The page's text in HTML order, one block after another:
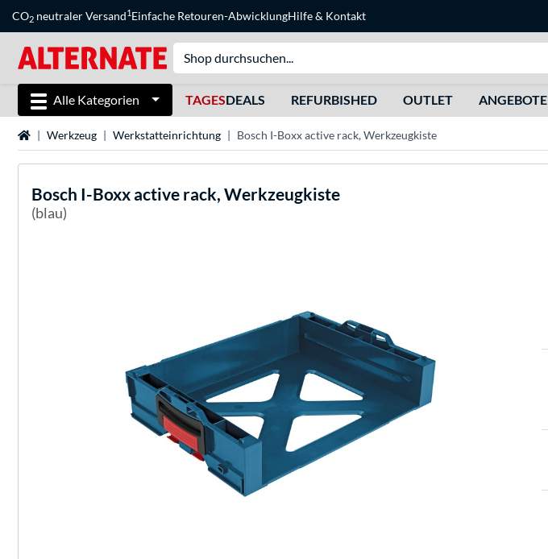
CO2 neutraler Versand1Einfache Retouren-AbwicklungHilfe& Kontakt
Alle Kategorien TAGESDEALS REFURBISHED OUTLET ANGEBOTE
StartseiteWerkzeug Werkstatteinrichtung Bosch I-Boxx active rack, Werkzeugkiste
Bosch I-Boxx active rack, Werkzeugkiste
(blau)